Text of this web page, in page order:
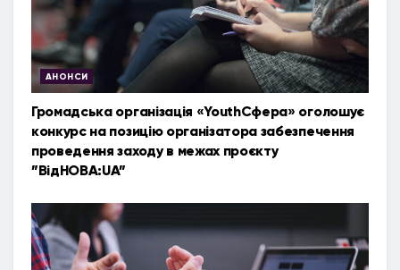
АНОНСИ
Громадська організація «YouthСфера» оголошує
конкурс на позицію організатора забезпечення
проведення заходу в межах проєкту
”ВідНОВА:UA”